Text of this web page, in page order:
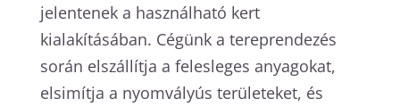
jelentenek a használható kert
kialakításában. Cégünk a tereprendezés
során elszállítja a felesleges anyagokat,
elsimítja a nyomvályús területeket, és